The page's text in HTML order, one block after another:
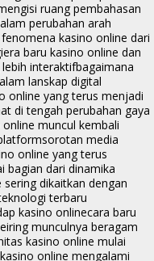
ruang pembahasan
perubahan arah
kasino online dari
era baru kasino online dan
interaktifbagaimana
lanskap digital
online yang terus menjadi
di tengah perubahan gaya
muncul kembali
sorotan media
online yang terus
bagian dari dinamika
dikaitkan dengan
terbaru
kasino onlinecara baru
munculnya beragam
kasino online mulai
online mengalami